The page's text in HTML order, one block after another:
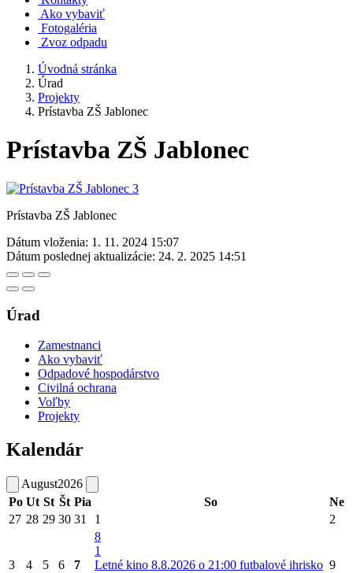
Ako vybaviť
Fotogaléria
Zvoz odpadu
Úvodná stránka
Úrad
Projekty
Prístavba ZŠ Jablonec
Prístavba ZŠ Jablonec
Prístavba ZŠ Jablonec
Dátum vloženia: 1. 11. 2024 15:07
Dátum poslednej aktualizácie: 24. 2. 2025 14:51
Úrad
Zamestnanci
Ako vybaviť
Odpadové hospodárstvo
Civilná ochrana
Voľby
Projekty
Kalendár
August2026
Po Ut St Št Pia So
Ne
27 28 29 30 31 1 2
3 4 5 6 7
8
1
Letné kino 8.8.2026 o 21:00 futbalové ihrisko 9